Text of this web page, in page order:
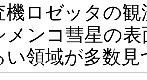
機ロゼッタの
メンコ彗星の
い領域が多数